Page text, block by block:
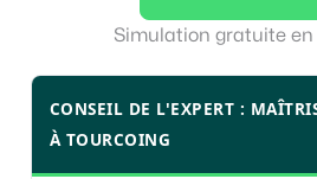
Simulation gratuite
CONSEIL DE L'EXPERT :
À TOURCOING